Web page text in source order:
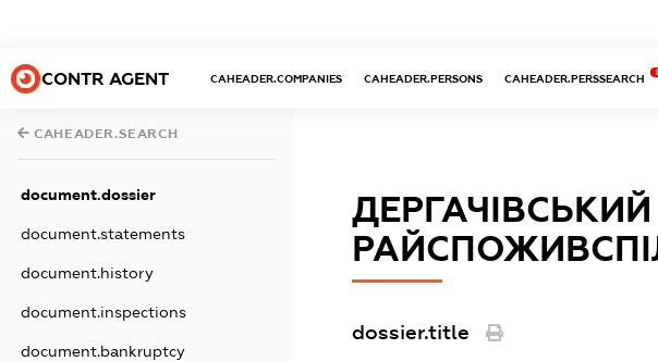
CONTR AGENT CAHEADER.COMPANIES CAHEADER.PERSONS CAHEADER.PERSSEARCH
CAHEADER.SEARCH
document.dossier
document.statements
document.history
document.inspections
document.bankruptcy
dossier.title